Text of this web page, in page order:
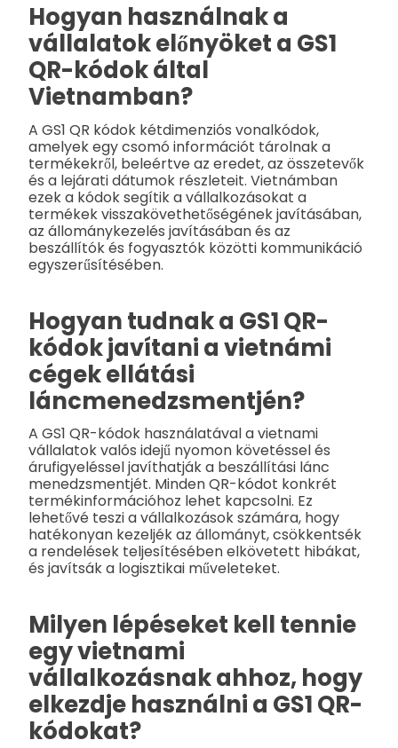
Hogyan használnak a
vállalatok előnyöket a GS1
QR-kódok által
Vietnamban?
A GS1 QR kódok kétdimenziós vonalkódok,
amelyek egy csomó információt tárolnak a
termékekről, beleértve az eredet, az összetevők
és a lejárati dátumok részleteit. Vietnámban
ezek a kódok segítik a vállalkozásokat a
termékek visszakövethetőségének javításában,
az állománykezelés javításában és az
beszállítók és fogyasztók közötti kommunikáció
egyszerűsítésében.
Hogyan tudnak a GS1 QR-
kódok javítani a vietnámi
cégek ellátási
láncmenedzsmentjén?
A GS1 QR-kódok használatával a vietnami
vállalatok valós idejű nyomon követéssel és
árufigyeléssel javíthatják a beszállítási lánc
menedzsmentjét. Minden QR-kódot konkrét
termékinformációhoz lehet kapcsolni. Ez
lehetővé teszi a vállalkozások számára, hogy
hatékonyan kezeljék az állományt, csökkentsék
a rendelések teljesítésében elkövetett hibákat,
és javítsák a logisztikai műveleteket.
Milyen lépéseket kell tennie
egy vietnami
vállalkozásnak ahhoz, hogy
elkezdje használni a GS1 QR-
kódokat?